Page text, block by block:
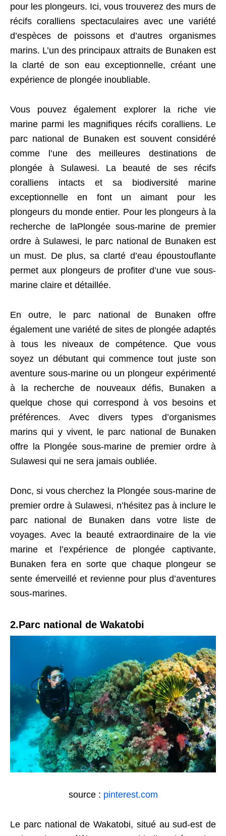
pour les plongeurs. Ici, vous trouverez des murs de
récifs coralliens spectaculaires avec une variété
d’espèces de poissons et d’autres organismes
marins. L’un des principaux attraits de Bunaken est
la clarté de son eau exceptionnelle, créant une
expérience de plongée inoubliable.
Vous pouvez également explorer la riche vie
marine parmi les magnifiques récifs coralliens. Le
parc national de Bunaken est souvent considéré
comme l’une des meilleures destinations de
plongée à Sulawesi. La beauté de ses récifs
coralliens intacts et sa biodiversité marine
exceptionnelle en font un aimant pour les
plongeurs du monde entier. Pour les plongeurs à la
recherche de laPlongée sous-marine de premier
ordre à Sulawesi, le parc national de Bunaken est
un must. De plus, sa clarté d’eau époustouflante
permet aux plongeurs de profiter d’une vue sous-
marine claire et détaillée.
En outre, le parc national de Bunaken offre
également une variété de sites de plongée adaptés
à tous les niveaux de compétence. Que vous
soyez un débutant qui commence tout juste son
aventure sous-marine ou un plongeur expérimenté
à la recherche de nouveaux défis, Bunaken a
quelque chose qui correspond à vos besoins et
préférences. Avec divers types d’organismes
marins qui y vivent, le parc national de Bunaken
offre la Plongée sous-marine de premier ordre à
Sulawesi qui ne sera jamais oubliée.
Donc, si vous cherchez la Plongée sous-marine de
premier ordre à Sulawesi, n’hésitez pas à inclure le
parc national de Bunaken dans votre liste de
voyages. Avec la beauté extraordinaire de la vie
marine et l’expérience de plongée captivante,
Bunaken fera en sorte que chaque plongeur se
sente émerveillé et revienne pour plus d’aventures
sous-marines.
2.Parc national de Wakatobi
source : pinterest.com
Le parc national de Wakatobi, situé au sud-est de